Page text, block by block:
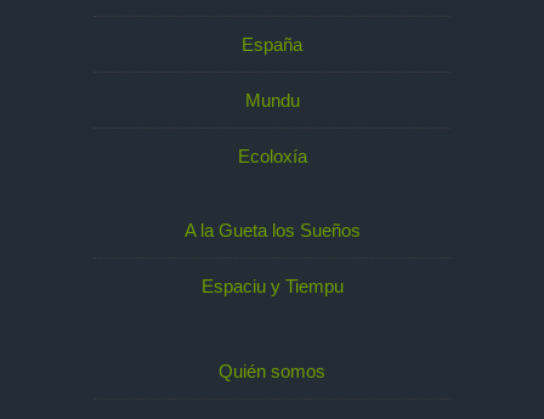
España
Mundu
Ecoloxía
A la Gueta los Sueños
Espaciu y Tiempu
Quién somos